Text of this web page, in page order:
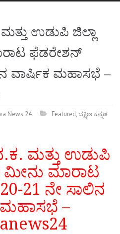
ಉಡುಪಿ ಜಿಲ್ಲಾ
ಫೆಡರೇಶನ್‍
ವಾರ್ಷಿಕ ಮಹಾಸಭೆ –
News 24 Featured,ದಕ್ಷಿಣ ಕನ್ನಡ
ಮತ್ತು ಉಡುಪಿ
ಮೀನು ಮಾರಾಟ
21 ನೇ ಸಾಲಿನ
–